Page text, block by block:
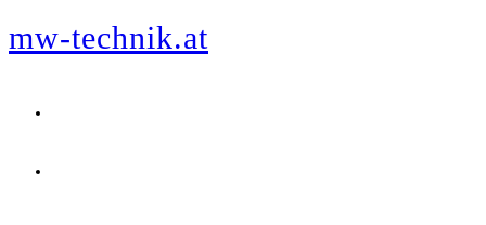
Zum
springen
mw-technik.at